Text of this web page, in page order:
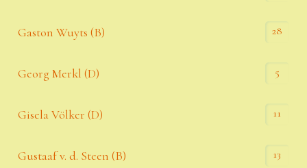
Gaston Wuyts (B) 28
Georg Merkl (D) 5
Gisela Völker (D) 11
Gustaaf v. d. Steen (B) 13